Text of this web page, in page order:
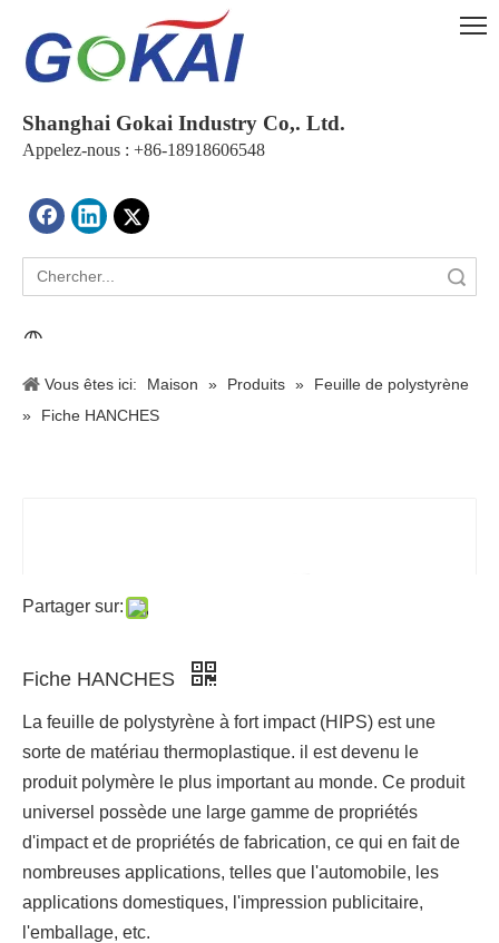
Shanghai Gokai Industry Co,. Ltd.
Appelez-nous : +86-18918606548
Vous êtes ici: Maison » Produits »
Feuille de polystyrène
»
Fiche HANCHES
Partager sur:
Fiche HANCHES
La feuille de polystyrène à fort impact (HIPS) est une
sorte de matériau thermoplastique. il est devenu le
produit polymère le plus important au monde. Ce produit
universel possède une large gamme de propriétés
d'impact et de propriétés de fabrication, ce qui en fait de
nombreuses applications, telles que l'automobile, les
applications domestiques, l'impression publicitaire,
l'emballage, etc.